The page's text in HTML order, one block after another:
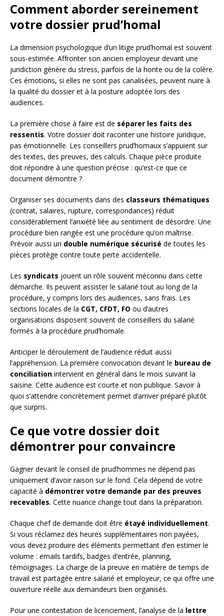
Comment aborder sereinement
votre dossier prud’homal
La dimension psychologique d’un litige prud’homal est souvent
sous-estimée. Affronter son ancien employeur devant une
juridiction génère du stress, parfois de la honte ou de la colère.
Ces émotions, si elles ne sont pas canalisées, peuvent nuire à
la qualité du dossier et à la posture adoptée lors des
audiences.
La première chose à faire est de séparer les faits des
ressentis. Votre dossier doit raconter une histoire juridique,
pas émotionnelle. Les conseillers prud’homaux s’appuient sur
des textes, des preuves, des calculs. Chaque pièce produite
doit répondre à une question précise : qu’est-ce que ce
document démontre ?
Organiser ses documents dans des classeurs thématiques
(contrat, salaires, rupture, correspondances) réduit
considérablement l’anxiété liée au sentiment de désordre. Une
procédure bien rangée est une procédure qu’on maîtrise.
Prévoir aussi un double numérique sécurisé de toutes les
pièces protège contre toute perte accidentelle.
Les syndicats jouent un rôle souvent méconnu dans cette
démarche. Ils peuvent assister le salarié tout au long de la
procédure, y compris lors des audiences, sans frais. Les
sections locales de la CGT, CFDT, FO ou d’autres
organisations disposent souvent de conseillers du salarié
formés à la procédure prud’homale.
Anticiper le déroulement de l’audience réduit aussi
l’appréhension. La première convocation devant le bureau de
conciliation intervient en général dans le mois suivant la
saisine. Cette audience est courte et non publique. Savoir à
quoi s’attendre concrètement permet d’arriver préparé plutôt
que surpris.
Ce que votre dossier doit
démontrer pour convaincre
Gagner devant le conseil de prud’hommes ne dépend pas
uniquement d’avoir raison sur le fond. Cela dépend de votre
capacité à démontrer votre demande par des preuves
recevables. Cette nuance change tout dans la préparation.
Chaque chef de demande doit être étayé individuellement.
Si vous réclamez des heures supplémentaires non payées,
vous devez produire des éléments permettant d’en estimer le
volume : emails tardifs, badges d’entrée, planning,
témoignages. La charge de la preuve en matière de temps de
travail est partagée entre salarié et employeur, ce qui offre une
ouverture réelle aux demandeurs bien organisés.
Pour une contestation de licenciement, l’analyse de la lettre